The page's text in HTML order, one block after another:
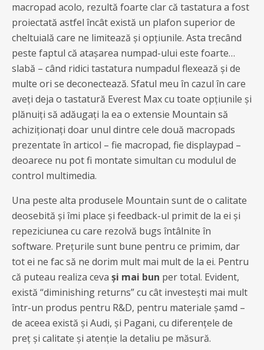
macropad acolo, rezultă foarte clar că tastatura a fost
proiectată astfel încât există un plafon superior de
cheltuială care ne limitează și opțiunile. Asta trecând
peste faptul că atașarea numpad-ului este foarte…
slabă – când ridici tastatura numpadul flexează și de
multe ori se deconectează. Sfatul meu în cazul în care
aveți deja o tastatură Everest Max cu toate opțiunile și
plănuiți să adăugați la ea o extensie Mountain să
achiziționați doar unul dintre cele două macropads
prezentate în articol – fie macropad, fie displaypad –
deoarece nu pot fi montate simultan cu modulul de
control multimedia.
Una peste alta produsele Mountain sunt de o calitate
deosebită și îmi place și feedback-ul primit de la ei și
repeziciunea cu care rezolvă bugs întâlnite în
software. Prețurile sunt bune pentru ce primim, dar
tot ei ne fac să ne dorim mult mai mult de la ei. Pentru
că puteau realiza ceva și mai bun per total. Evident,
există “diminishing returns” cu cât investești mai mult
într-un produs pentru R&D, pentru materiale șamd –
de aceea există și Audi, și Pagani, cu diferențele de
preț și calitate și atenție la detaliu pe măsură.